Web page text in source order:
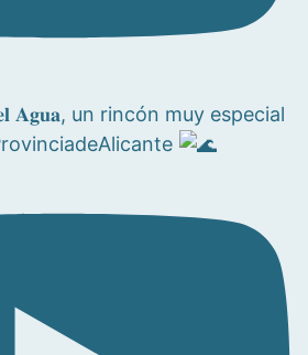
𝐀𝐠𝐮𝐚, un rincón muy especial